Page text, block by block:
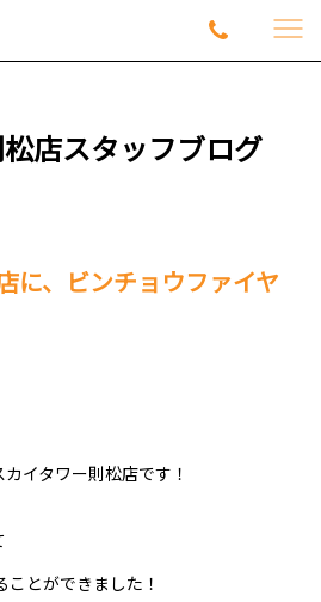
店スタッフブログ
に、ビンチョウファイヤ
イタワー則松店です！
ことができました！